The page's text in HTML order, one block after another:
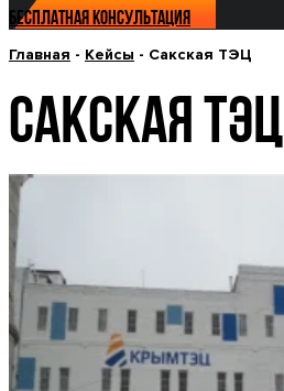
Бесплатная консультация
Главная - Кейсы - Сакская ТЭЦ
САКСКАЯ ТЭЦ